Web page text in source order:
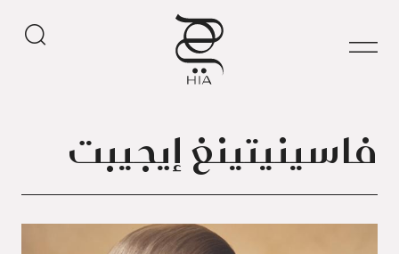
فاسينيتينغ إيجيبت